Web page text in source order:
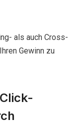
als auch Cross-
Gewinn zu